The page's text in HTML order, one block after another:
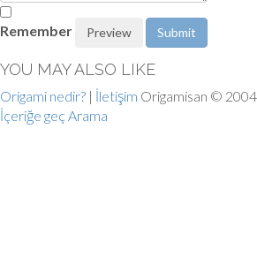
Remember
YOU MAY ALSO LIKE
Origami nedir? | İletişim Origamisan ©
İçeriğe geç Arama